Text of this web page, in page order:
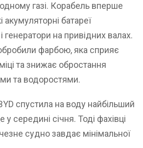
газі. Корабель вперше
акумуляторні батареї
генератори на привідних валах.
фарбою, яка сприяє
та знижає обростання
та водоростями.
спустила на воду найбільший
у середині січня. Тоді фахівці
судно завдає мінімальної